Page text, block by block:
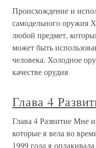
Происхождение и
самодельного оружия
любой предмет,
может быть
человека. Холодное
качестве орудия
Глава 4
Глава 4 Развитие Мне
которые я вела во
1999 года я